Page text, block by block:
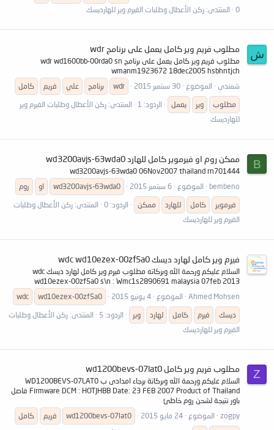
0
المنتدى: ركن الأعطال وطلبات الفيرم وير للهارديسك
ش مطلوب فريم وير كامل يعمل على برنامج wdr
مطلوب فريم وير كامل يعمل على برنامج wdr wd1600bb-00rda0 sn
wmanm1923672 18dec2005 hsbhntjch
شمندى
الموضوع 30 سبتمبر 2015 wdr برنامج علي فريم
كامل
مطلوب
وير يعمل الردود: 1 المنتدى: ركن الأعطال وطلبات الفيرم وير
للهارديسك
B ممكن روم او فيرموير كامل للهارد wd3200avjs-63wda0
wd3200avjs-63wda0 06Nov2007 thailand rn701444
bembeno
الموضوع 6 سبتمبر 2015 wd3200avjs-63wda0 او
روم
فيرموير
كامل للهارد ممكن الردود: 0 المنتدى: ركن الأعطال وطلبات
الفيرم وير للهارديسك
فيرم وير كامل لهارد ديسك wdc wd10ezex-00zf5a0
السلام عليكم ورحمة الله وبركاته مطلوب فيرم وير كامل لهارد ديسك wdc
wd10ezex-00zf5a0 s\n : Wmc1s2890691 malaysia 07feb 2013
Ahmed Mohsen
الموضوع 4 يونيو 2015 wd10ezex-00zf5a0
wdc
ديسك
فيرم كامل لهارد وير الردود: 5 المنتدى: ركن الأعطال وطلبات
الفيرم وير للهارديسك
Z مطلوب فريم وير كامل wd1200bevs-07lat0
السلام عليكم ورحمة الله وبركاتة برجاء امدادى ب WD1200BEVS-07LAT0
Firmware DCM : HOTJHBB Date: 23 FEB 2007 Product of Thailand فاصل
باور نتيجة لشحن روم خاطئ
zogpy
الموضوع 24 مايو 2015 wd1200bevs-07lat0 فريم
كامل